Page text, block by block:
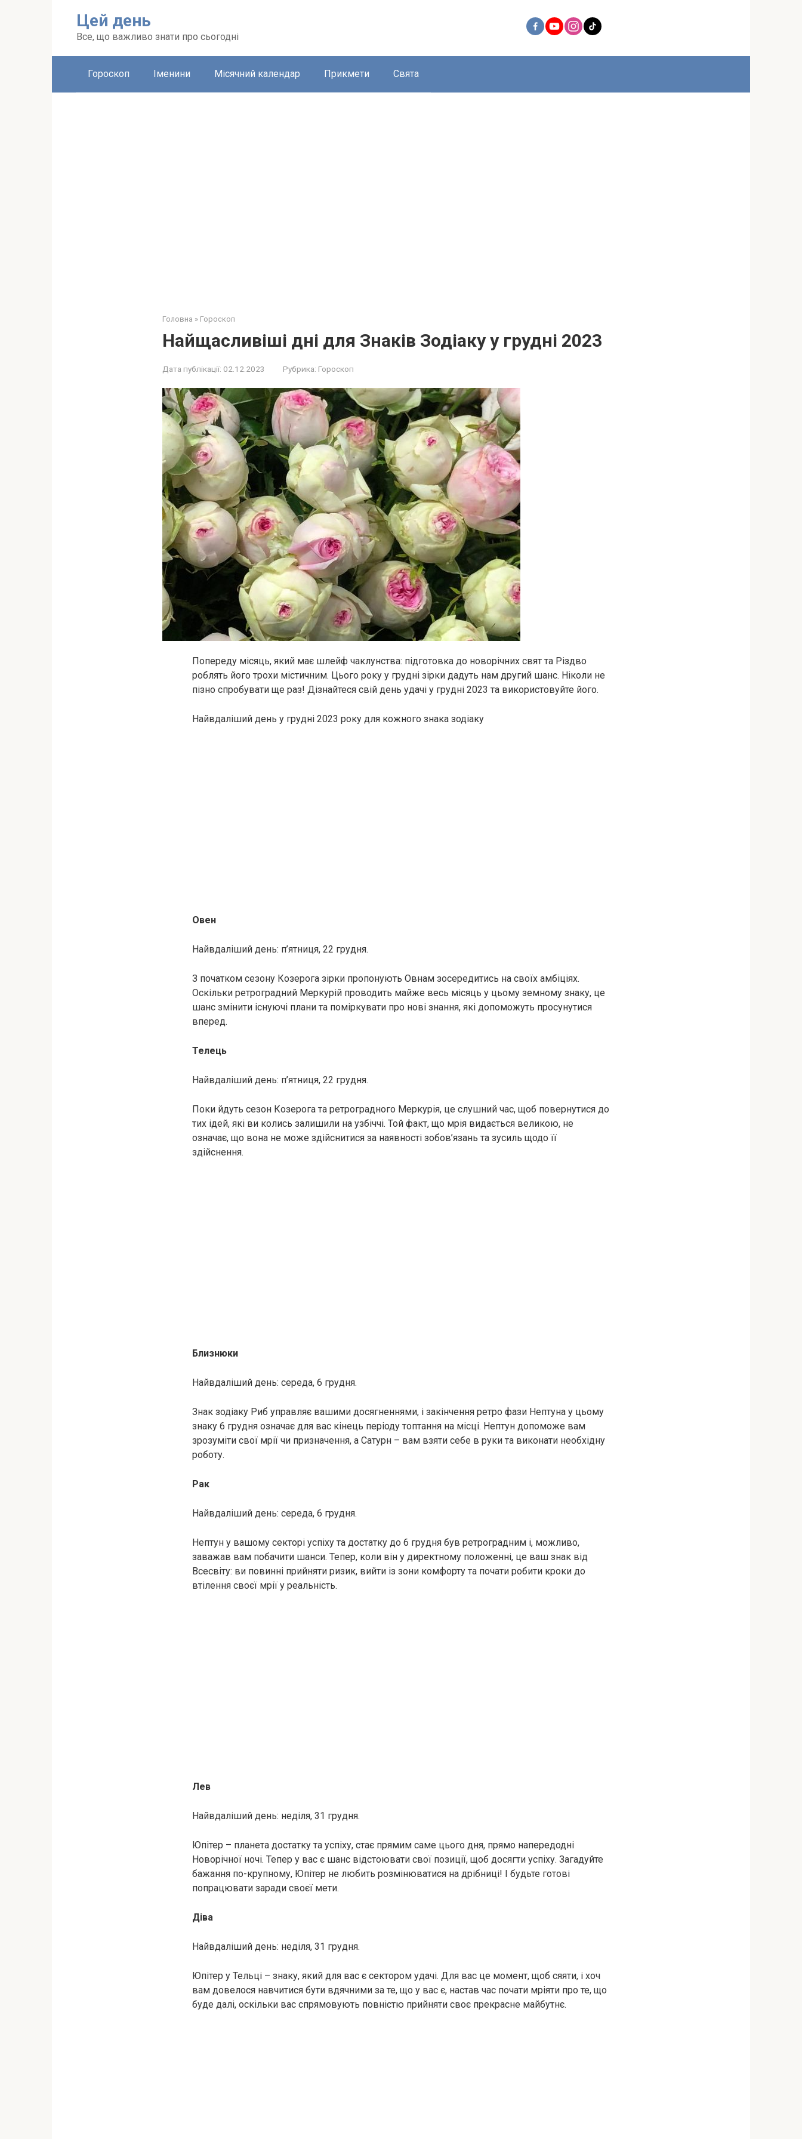
Цей день
Все, що важливо знати про сьогодні
Гороскоп Іменини Місячний календар Прикмети Свята
Головна » Гороскоп
Найщасливіші дні для Знаків Зодіаку у грудні 2023
Дата публікації: 02.12.2023 Рубрика: Гороскоп
Попереду місяць, який має шлейф чаклунства: підготовка до новорічних свят та Різдво
роблять його трохи містичним. Цього року у грудні зірки дадуть нам другий шанс. Ніколи не
пізно спробувати ще раз! Дізнайтеся свій день удачі у грудні 2023 та використовуйте його.
Найвдаліший день у грудні 2023 року для кожного знака зодіаку
Овен
Найвдаліший день: п’ятниця, 22 грудня.
З початком сезону Козерога зірки пропонують Овнам зосередитись на своїх амбіціях.
Оскільки ретроградний Меркурій проводить майже весь місяць у цьому земному знаку, це
шанс змінити існуючі плани та поміркувати про нові знання, які допоможуть просунутися
вперед.
Телець
Найвдаліший день: п’ятниця, 22 грудня.
Поки йдуть сезон Козерога та ретроградного Меркурія, це слушний час, щоб повернутися до
тих ідей, які ви колись залишили на узбіччі. Той факт, що мрія видається великою, не
означає, що вона не може здійснитися за наявності зобов’язань та зусиль щодо її
здійснення.
Близнюки
Найвдаліший день: середа, 6 грудня.
Знак зодіаку Риб управляє вашими досягненнями, і закінчення ретро фази Нептуна у цьому
знаку 6 грудня означає для вас кінець періоду топтання на місці. Нептун допоможе вам
зрозуміти свої мрії чи призначення, а Сатурн – вам взяти себе в руки та виконати необхідну
роботу.
Рак
Найвдаліший день: середа, 6 грудня.
Нептун у вашому секторі успіху та достатку до 6 грудня був ретроградним і, можливо,
заважав вам побачити шанси. Тепер, коли він у директному положенні, це ваш знак від
Всесвіту: ви повинні прийняти ризик, вийти із зони комфорту та почати робити кроки до
втілення своєї мрії у реальність.
Лев
Найвдаліший день: неділя, 31 грудня.
Юпітер – планета достатку та успіху, стає прямим саме цього дня, прямо напередодні
Новорічної ночі. Тепер у вас є шанс відстоювати свої позиції, щоб досягти успіху. Загадуйте
бажання по-крупному, Юпітер не любить розмінюватися на дрібниці! І будьте готові
попрацювати заради своєї мети.
Діва
Найвдаліший день: неділя, 31 грудня.
Юпітер у Тельці – знаку, який для вас є сектором удачі. Для вас це момент, щоб сяяти, і хоч
вам довелося навчитися бути вдячними за те, що у вас є, настав час почати мріяти про те, що
буде далі, оскільки вас спрямовують повністю прийняти своє прекрасне майбутнє.